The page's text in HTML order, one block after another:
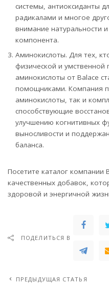
системы, антиоксиданты
радикалами и многое
внимание натуральности
компонента.
Аминокислоты. Для тех,
физической и умственной
аминокислоты от Balace
помощниками. Компания
аминокислоты, так и
способствующие
улучшению когнитивных
выносливости и
баланса.
Посетите каталог компании
качественных добавок,
здоровой и энергичной
ПОДЕЛИТЬСЯ В
ПРЕДЫДУЩАЯ СТАТЬЯ